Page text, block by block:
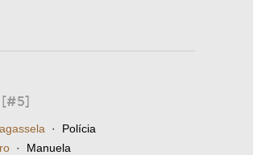
· Polícia
· Manuela